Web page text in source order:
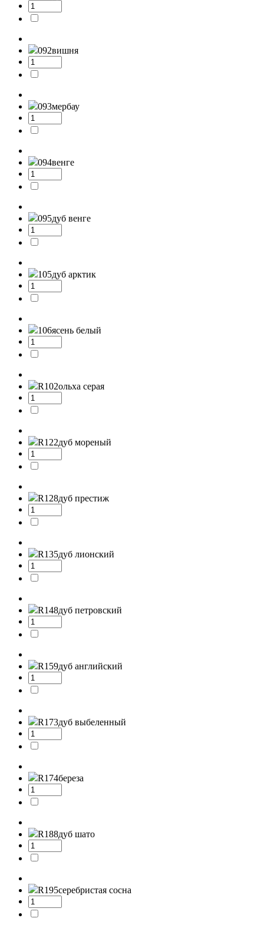
092вишня
093мербау
094венге
095дуб венге
105дуб арктик
106ясень белый
R102ольха серая
R122дуб мореный
R128дуб престиж
R135дуб лионский
R148дуб петровский
R159дуб английский
R173дуб выбеленный
R174береза
R188дуб шато
R195серебристая сосна